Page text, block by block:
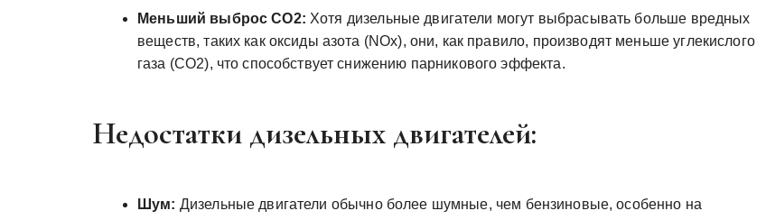
Меньший выброс CO2: Хотя дизельные двигатели могут выбрасывать больше вредных
веществ, таких как оксиды азота (NOx), они, как правило, производят меньше углекислого
газа (CO2), что способствует снижению парникового эффекта.
Недостатки дизельных двигателей:
Шум: Дизельные двигатели обычно более шумные, чем бензиновые, особенно на